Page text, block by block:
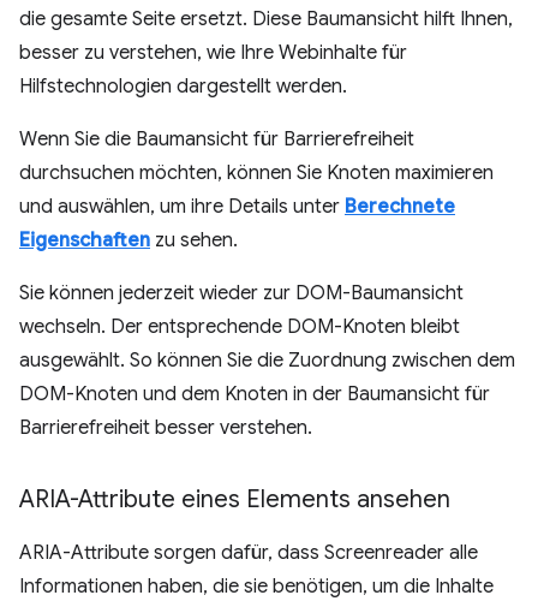
die gesamte Seite ersetzt. Diese Baumansicht hilft Ihnen,
besser zu verstehen, wie Ihre Webinhalte für
Hilfstechnologien dargestellt werden.
Wenn Sie die Baumansicht für Barrierefreiheit
durchsuchen möchten, können Sie Knoten maximieren
und auswählen, um ihre Details unter Berechnete
Eigenschaften zu sehen.
Sie können jederzeit wieder zur DOM-Baumansicht
wechseln. Der entsprechende DOM-Knoten bleibt
ausgewählt. So können Sie die Zuordnung zwischen dem
DOM-Knoten und dem Knoten in der Baumansicht für
Barrierefreiheit besser verstehen.
ARIA-Attribute eines Elements ansehen
ARIA-Attribute sorgen dafür, dass Screenreader alle
Informationen haben, die sie benötigen, um die Inhalte